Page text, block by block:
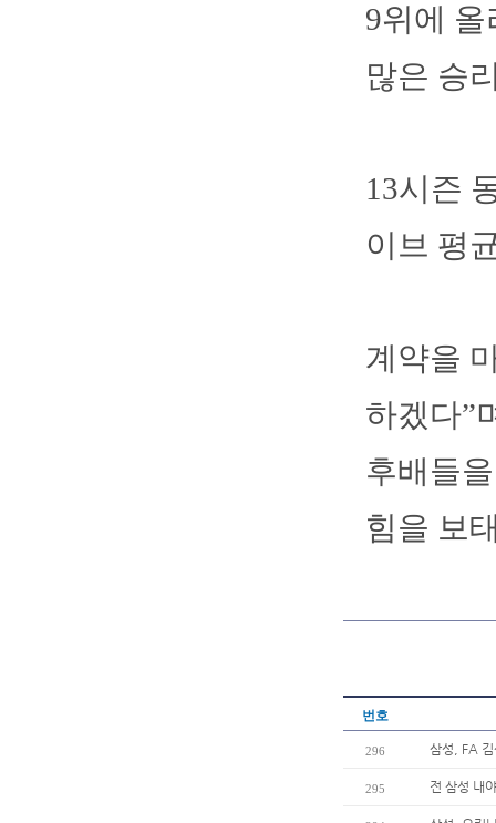
9위에
많은 승
13시즌
이브 평
계약을
하겠다”
후배들
힘을 보
번호
296 삼성, FA 김
295 전 삼성 내